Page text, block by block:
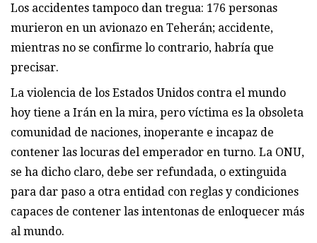
Los accidentes tampoco dan tregua: 176 personas
murieron en un avionazo en Teherán; accidente,
mientras no se confirme lo contrario, habría que
precisar.
La violencia de los Estados Unidos contra el mundo
hoy tiene a Irán en la mira, pero víctima es la obsoleta
comunidad de naciones, inoperante e incapaz de
contener las locuras del emperador en turno. La ONU,
se ha dicho claro, debe ser refundada, o extinguida
para dar paso a otra entidad con reglas y condiciones
capaces de contener las intentonas de enloquecer más
al mundo.